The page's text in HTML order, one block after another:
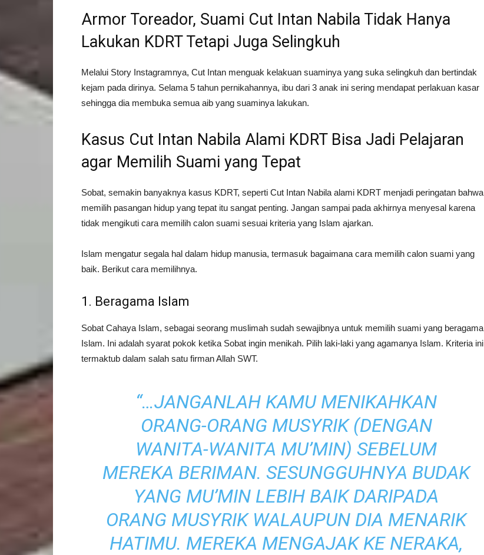
Armor Toreador, Suami Cut Intan Nabila Tidak Hanya
Lakukan KDRT Tetapi Juga Selingkuh
Melalui Story Instagramnya, Cut Intan menguak kelakuan suaminya yang suka selingkuh dan bertindak
kejam pada dirinya. Selama 5 tahun pernikahannya, ibu dari 3 anak ini sering mendapat perlakuan kasar
sehingga dia membuka semua aib yang suaminya lakukan.
Kasus Cut Intan Nabila Alami KDRT Bisa Jadi Pelajaran
agar Memilih Suami yang Tepat
Sobat, semakin banyaknya kasus KDRT, seperti Cut Intan Nabila alami KDRT menjadi peringatan bahwa
memilih pasangan hidup yang tepat itu sangat penting. Jangan sampai pada akhirnya menyesal karena
tidak mengikuti cara memilih calon suami sesuai kriteria yang Islam ajarkan.
Islam mengatur segala hal dalam hidup manusia, termasuk bagaimana cara memilih calon suami yang
baik. Berikut cara memilihnya.
1. Beragama Islam
Sobat Cahaya Islam, sebagai seorang muslimah sudah sewajibnya untuk memilih suami yang beragama
Islam. Ini adalah syarat pokok ketika Sobat ingin menikah. Pilih laki-laki yang agamanya Islam. Kriteria ini
termaktub dalam salah satu firman Allah SWT.
“…JANGANLAH KAMU MENIKAHKAN
ORANG-ORANG MUSYRIK (DENGAN
WANITA-WANITA MU’MIN) SEBELUM
MEREKA BERIMAN. SESUNGGUHNYA BUDAK
YANG MU’MIN LEBIH BAIK DARIPADA
ORANG MUSYRIK WALAUPUN DIA MENARIK
HATIMU. MEREKA MENGAJAK KE NERAKA,